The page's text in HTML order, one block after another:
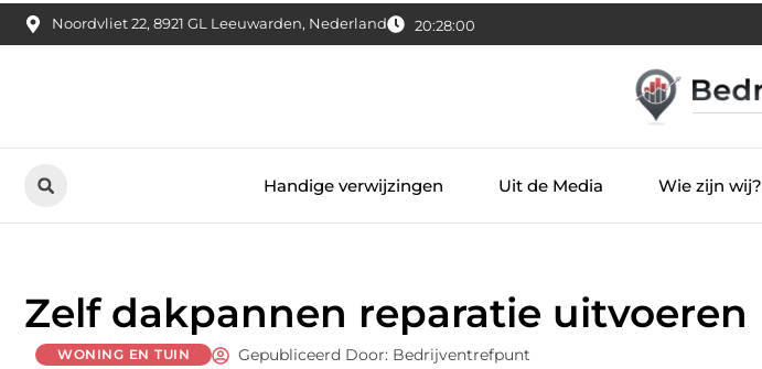
Noordvliet 22, 8921 GL Leeuwarden, Nederland 20:28:01
Handige verwijzingen Uit de Media Wie zijn wij?
Zelf dakpannen reparatie uitvoeren
WONING EN TUIN Gepubliceerd Door: Bedrijventrefpunt